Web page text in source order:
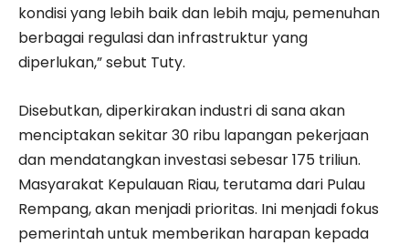
kondisi yang lebih baik dan lebih maju, pemenuhan
berbagai regulasi dan infrastruktur yang
diperlukan,” sebut Tuty.
Disebutkan, diperkirakan industri di sana akan
menciptakan sekitar 30 ribu lapangan pekerjaan
dan mendatangkan investasi sebesar 175 triliun.
Masyarakat Kepulauan Riau, terutama dari Pulau
Rempang, akan menjadi prioritas. Ini menjadi fokus
pemerintah untuk memberikan harapan kepada